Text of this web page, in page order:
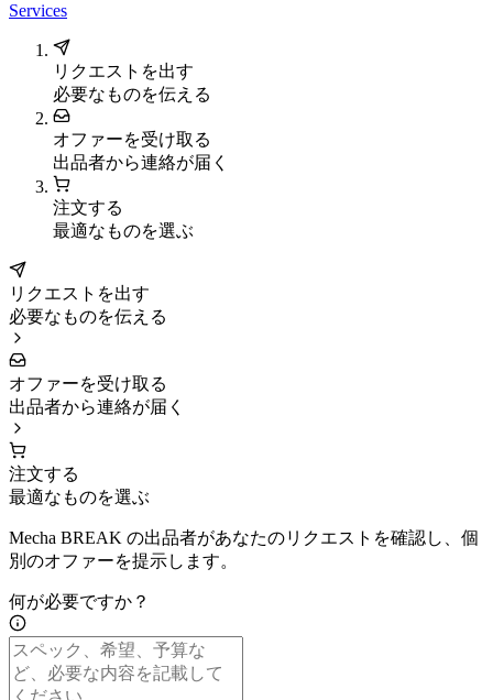
Services
リクエストを出す
必要なものを伝える
オファーを受け取る
出品者から連絡が届く
注文する
最適なものを選ぶ
リクエストを出す
必要なものを伝える
オファーを受け取る
出品者から連絡が届く
注文する
最適なものを選ぶ
Mecha BREAK の出品者があなたのリクエストを確認し、個
別のオファーを提示します。
何が必要ですか？